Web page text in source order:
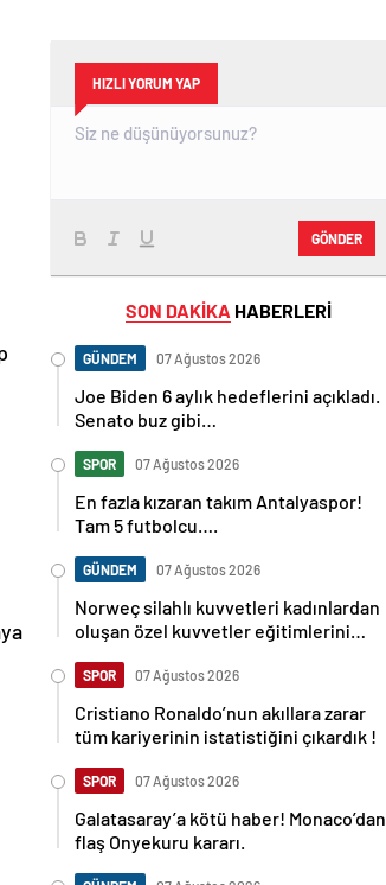
HIZLI YORUM YAP
GÖNDER
SON DAKİKA HABERLERİ
GÜNDEM 07 Ağustos 2026
Joe Biden 6 aylık hedeflerini açıkladı.
Senato buz gibi…
SPOR 07 Ağustos 2026
En fazla kızaran takım Antalyaspor!
Tam 5 futbolcu….
GÜNDEM 07 Ağustos 2026
Norweç silahlı kuvvetleri kadınlardan
oluşan özel kuvvetler eğitimlerini
SPOR 07 Ağustos 2026
Cristiano Ronaldo’nun akıllara zarar
tüm kariyerinin istatistiğini çıkardık !
SPOR 07 Ağustos 2026
Galatasaray’a kötü haber! Monaco’dan
flaş Onyekuru kararı.